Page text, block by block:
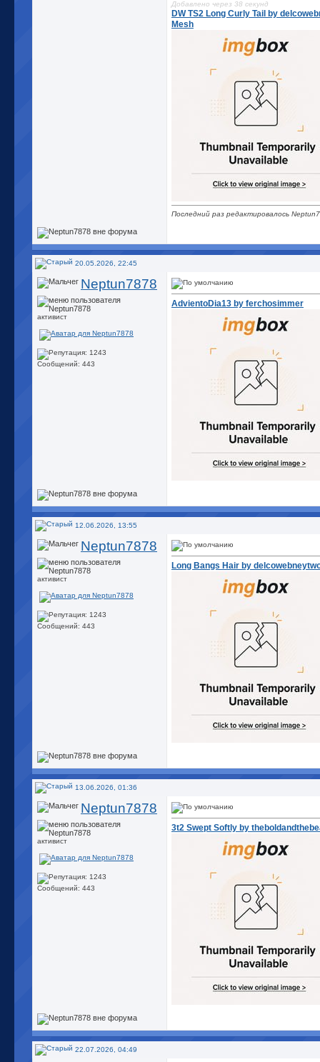
Добавлено через 38 секунд
DW TS2 Long Curly Tail by
Mesh
Последний раз редактировалось
20.05.2026, 22:45
Neptun7878
активист
Сообщений: 443
AdvientoDia13 by ferchosimmer
12.06.2026, 13:55
Neptun7878
активист
Сообщений: 443
Long Bangs Hair by
13.06.2026, 01:36
Neptun7878
активист
Сообщений: 443
3t2 Swept Softly by
22.07.2026, 04:49